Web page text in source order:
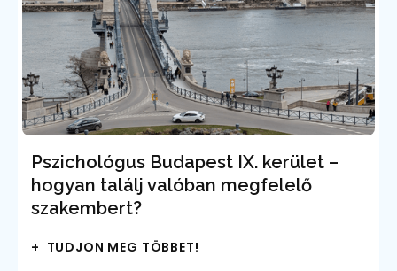
Pszichológus Budapest IX. kerület –
hogyan találj valóban megfelelő
szakembert?
+ TUDJON MEG TÖBBET!